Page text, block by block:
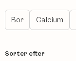
Bor Calcium
Sorter efter